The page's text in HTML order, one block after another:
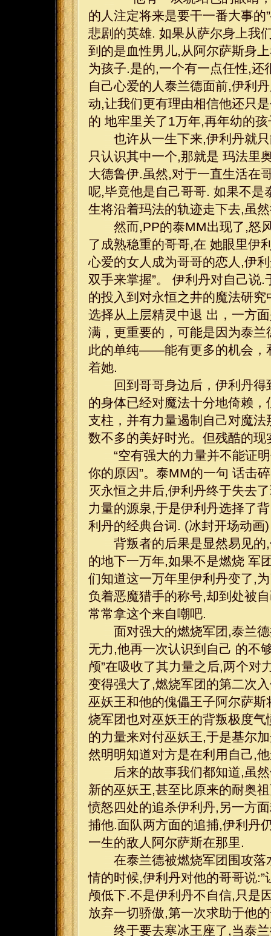
的人注定将来是要干一番大事
悲剧的英雄. 如果从萨尔身上我
到的是血性男儿,从阿尔萨斯身
为孩子.是的,一个有一点任性,
自己心爱的人泰兰德面前,伊利
动,让我们更有理由相信他还只
的 地牢里关了1万年,再年幼的
也许从一生下来,伊利丹就只
只认识其中一个,那就是 玛法里
大德鲁伊.虽然,对于一直生活在
呢,毕竟他是自己哥哥. 如果不
生将沿着玛法的轨迹走下去,虽
然而,PP的泰MM出现了,怒风
了成熟稳重的哥哥,在 她眼里伊
心爱的女人成为哥哥的恋人,伊
双手来掌握”。 伊利丹对自己说
的投入到对永恒之井的魔法研
选择从上层精灵中退 出，一方
满，更重要的，可能是因为泰
此的单纯——能有更多的机会，
着她.
回到哥哥身边后，伊利丹得
的身体已经对魔法十分地倚赖
支柱，并有力量遏制自己对魔
数不多的美好时光。但残酷的
“空有强大的力量并不能证明
你的原因”。泰MM的一句 话击
灭永恒之井后,伊利丹终于失去
力量的源泉,于是伊利丹选择了
利丹的经典台词. (冰封开场动画)
背叛者的后果是显然易见的,
的地下一万年,如果不是燃烧 军
们知道这一万年里伊利丹变了,
负着恶魔猎手的称号,却到处被
常常拿这个来自嘲吧.
面对强大的燃烧军团,泰兰德
无力,他再一次认识到自己 的不
颅”在吸收了其力量之后,两个对
变得强大了,燃烧军团的第二次
巫妖王和他的傀儡王子阿尔萨
烧军团也对巫妖王的背叛极度
的力量来对付巫妖王,于是基尔
然明明知道对方是在利用自己,
后来的故事我们都知道,虽然
新的巫妖王,甚至比原来的耐奥
愤怒四处的追杀伊利丹,另一方
捕他.面队两方面的追捕,伊利丹
一生的敌人阿尔萨斯在那里.
在泰兰德被燃烧军团围攻落
情的时候,伊利丹对他的哥哥说
颅低下.不是伊利丹不自信,只是
放弃一切骄傲,第一次求助于他
终于要去寒冰王座了,当泰兰